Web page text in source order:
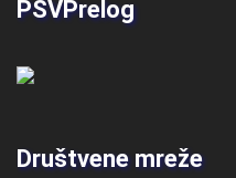
PŠVPrelog
Društvene mreže